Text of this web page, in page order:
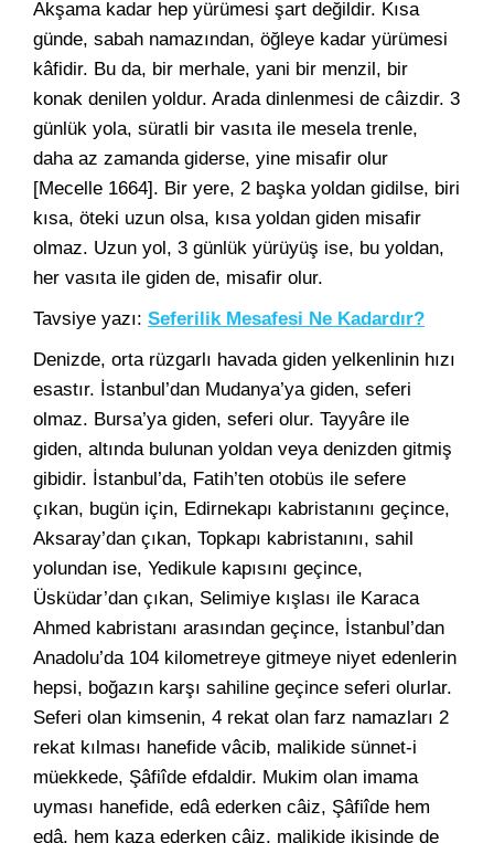
Akşama kadar hep yürümesi şart değildir. Kısa
günde, sabah namazından, öğleye kadar yürümesi
kâfidir. Bu da, bir merhale, yani bir menzil, bir
konak denilen yoldur. Arada dinlenmesi de câizdir. 3
günlük yola, süratli bir vasıta ile mesela trenle,
daha az zamanda giderse, yine misafir olur
[Mecelle 1664]. Bir yere, 2 başka yoldan gidilse, biri
kısa, öteki uzun olsa, kısa yoldan giden misafir
olmaz. Uzun yol, 3 günlük yürüyüş ise, bu yoldan,
her vasıta ile giden de, misafir olur.
Tavsiye yazı: Seferilik Mesafesi Ne Kadardır?
Denizde, orta rüzgarlı havada giden yelkenlinin hızı
esastır. İstanbul’dan Mudanya’ya giden, seferi
olmaz. Bursa’ya giden, seferi olur. Tayyâre ile
giden, altında bulunan yoldan veya denizden gitmiş
gibidir. İstanbul’da, Fatih’ten otobüs ile sefere
çıkan, bugün için, Edirnekapı kabristanını geçince,
Aksaray’dan çıkan, Topkapı kabristanını, sahil
yolundan ise, Yedikule kapısını geçince,
Üsküdar’dan çıkan, Selimiye kışlası ile Karaca
Ahmed kabristanı arasından geçince, İstanbul’dan
Anadolu’da 104 kilometreye gitmeye niyet edenlerin
hepsi, boğazın karşı sahiline geçince seferi olurlar.
Seferi olan kimsenin, 4 rekat olan farz namazları 2
rekat kılması hanefide vâcib, malikide sünnet-i
müekkede, Şâfiîde efdaldir. Mukim olan imama
uyması hanefide, edâ ederken câiz, Şâfiîde hem
edâ, hem kaza ederken câiz, malikide ikisinde de